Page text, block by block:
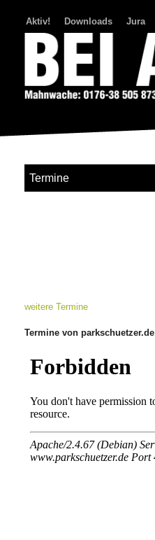
Aktiv! Downloads Jura
Termine
weitere Termine
Termine von parkschuetzer.de